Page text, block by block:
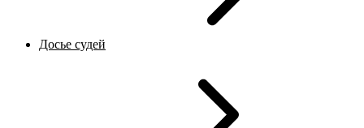
Досье судей